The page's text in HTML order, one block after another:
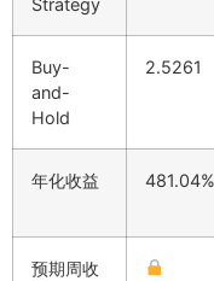
Buy-
and-
Hold
2.5261
年化收益 481.04%
预期周收